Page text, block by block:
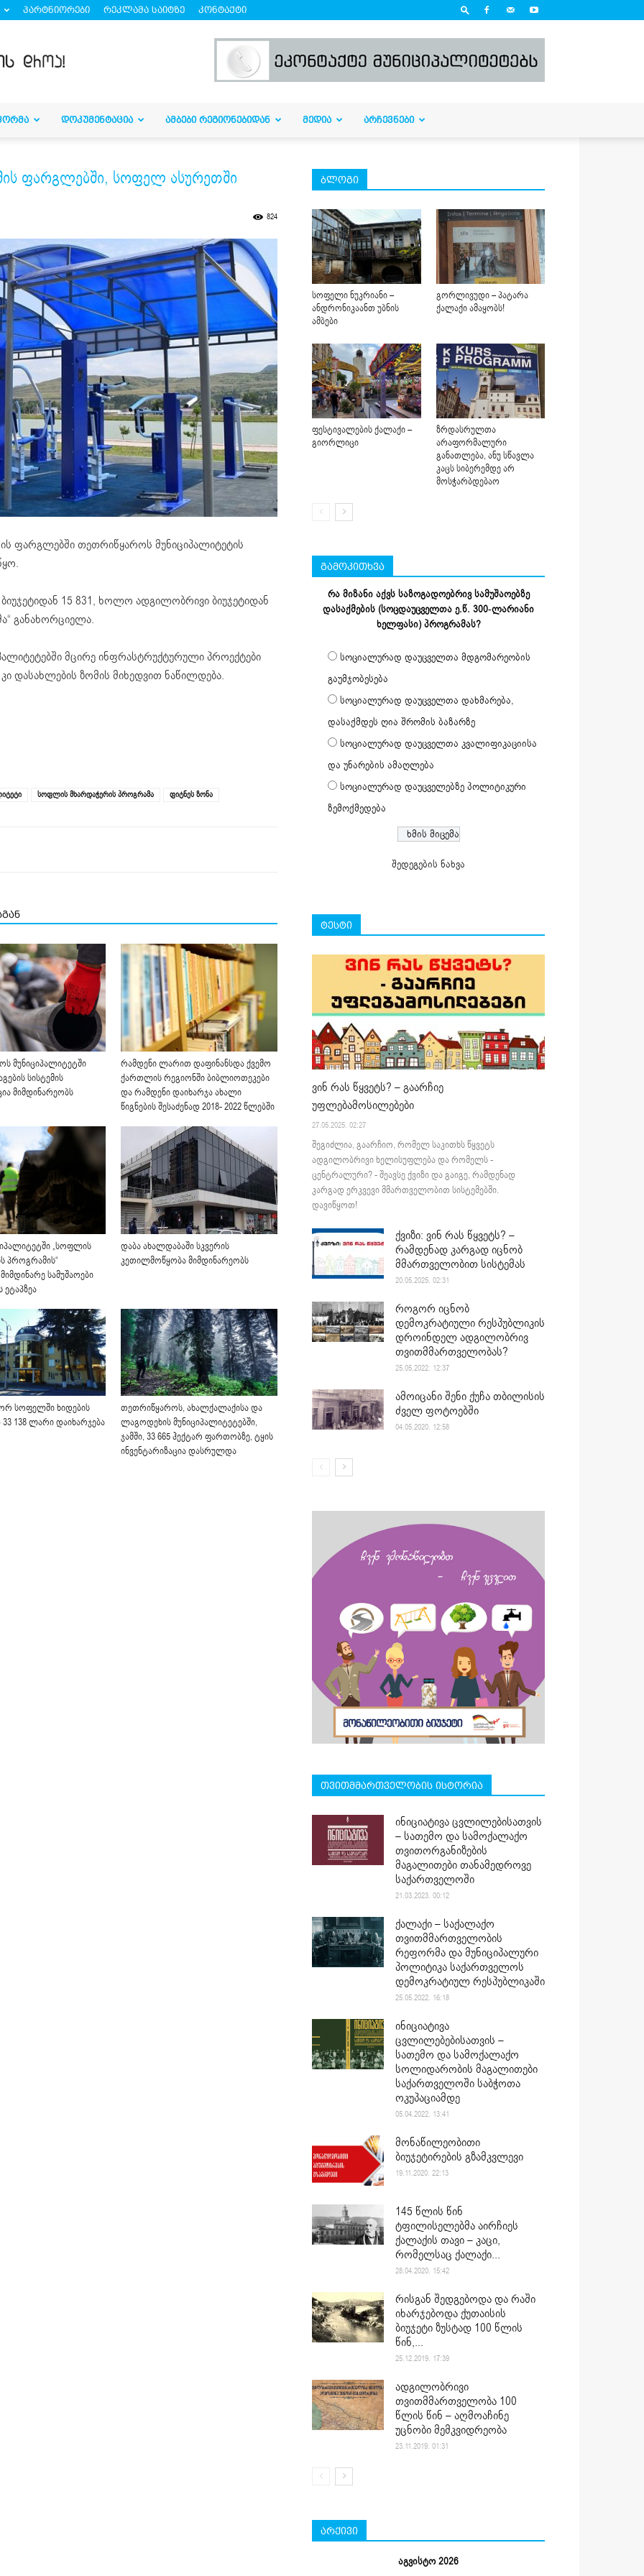
პარტნიორები რეკლამა საიტზე კონტაქტი
ᲓᲝᲙᲣᲛᲔᲜᲢᲐᲪᲘᲐ ᲐᲛᲑᲔᲑᲘ ᲠᲔᲒᲘᲝᲜᲔᲑᲘᲓᲐᲜ ᲛᲔᲓᲘᲐ ᲐᲠᲩᲔᲕᲜᲔᲑᲘ
ფარგლებში, სოფელ ასურეთში
824
ფარგლებში თეთრიწყაროს მუნიციპალიტეტის
15 831, ხოლო ადგილობრივი ბიუჯეტიდან
“ განახორციელა.
მცირე ინფრასტრუქტურული პროექტები
დასახლების ზომის მიხედვით ნაწილდება.
სოფლის მხარდაჭერის პროგრამა ფიტნეს ზონა
მუნიციპალიტეტში
სისტემის
მიმდინარეობს
რამდენი ლარით დაფინანსდა ქვემო
ქართლის რეგიონში ბიბლიოთეკები
და რამდენი დაიხარჯა ახალი
წიგნების შესაძენად 2018- 2022 წლებში
„სოფლის
პროგრამის“
სამუშაოები
დაბა ახალდაბაში სკვერის
კეთილმოწყობა მიმდინარეობს
სოფელში ხიდების
138 ლარი დაიხარჯება
თეთრიწყაროს, ახალქალაქისა და
ლაგოდეხის მუნიციპალიტეტებში,
ჯამში, 33 665 ჰექტარ ფართობზე, ტყის
ინვენტარიზაცია დასრულდა
ბლოგი
სოფელი ნუკრიანი –
ანდრონიკაანთ უბნის
ამბები
გორლივუდი – პატარა
ქალაქი ამაყობს!
ფესტივალების ქალაქი –
გიორლიცი
ზრდასრულთა
არაფორმალური
განათლება, ანუ სწავლა
კაცს სიბერემდე არ
მოსჭარბდებაო
გამოკითხვა
რა მიზანი აქვს საზოგადოებრივ სამუშაოებზე
დასაქმების (სოცდაუცველთა ე.წ. 300-ლარიანი
ხელფასი) პროგრამას?
სოციალურად დაუცველთა მდგომარეობის
გაუმჯობესება
სოციალურად დაუცველთა დახმარება,
დასაქმდეს ღია შრომის ბაზარზე
სოციალურად დაუცველთა კვალიფიკაციისა
და უნარების ამაღლება
სოციალურად დაუცველებზე პოლიტიკური
ზემოქმედება
შედეგების ნახვა
ტესტი
ვინ რას წყვეტს? – გაარჩიე
უფლებამოსილებები
27.05.2025. 02:27
შეგიძლია, გაარჩიო, რომელ საკითხს წყვეტს
ადგილობრივი ხელისუფლება და რომელს -
ცენტრალური? - შეავსე ქვიზი და გაიგე, რამდენად
კარგად ერკვევი მმართველობით სისტემებში.
დავიწყოთ!
ქვიზი: ვინ რას წყვეტს? –
რამდენად კარგად იცნობ
მმართველობით სისტემას
20.05.2025. 02:31
როგორ იცნობ
დემოკრატიული რესპუბლიკის
დროინდელ ადგილობრივ
თვითმმართველობას?
25.05.2022. 12:37
ამოიცანი შენი ქუჩა თბილისის
ძველ ფოტოებში
04.05.2020. 12:58
თვითმმართველობის ისტორია
ინიციატივა ცვლილებისათვის
– სათემო და სამოქალაქო
თვითორგანიზების
მაგალითები თანამედროვე
საქართველოში
21.03.2023. 00:12
ქალაქი – საქალაქო
თვითმმართველობის
რეფორმა და მუნიციპალური
პოლიტიკა საქართველოს
დემოკრატიულ რესპუბლიკაში
25.05.2022. 16:18
ინიციატივა
ცვლილებებისათვის –
სათემო და სამოქალაქო
სოლიდარობის მაგალითები
საქართველოში საბჭოთა
ოკუპაციამდე
05.04.2022. 13:41
მონაწილეობითი
ბიუჯეტირების გზამკვლევი
19.11.2020. 22:13
145 წლის წინ
ტფილისელებმა აირჩიეს
ქალაქის თავი – კაცი,
რომელსაც ქალაქი...
28.04.2020. 15:42
რისგან შედგებოდა და რაში
იხარჯებოდა ქუთაისის
ბიუჯეტი ზუსტად 100 წლის
წინ,...
25.12.2019. 17:39
ადგილობრივი
თვითმმართველობა 100
წლის წინ – აღმოაჩინე
უცნობი მემკვიდრეობა
23.11.2019. 01:31
არქივი
აგვისტო 2026